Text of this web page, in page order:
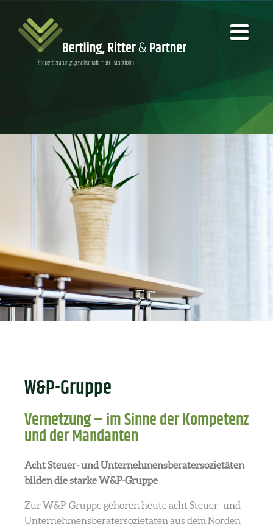
W&P-Gruppe
Vernetzung – im Sinne der Kompetenz
und der Mandanten
Acht Steuer- und Unternehmensberatersozietäten
bilden die starke W&P-Gruppe
Zur W&P-Gruppe gehören heute acht Steuer- und
Unternehmensberatersozietäten aus dem Norden